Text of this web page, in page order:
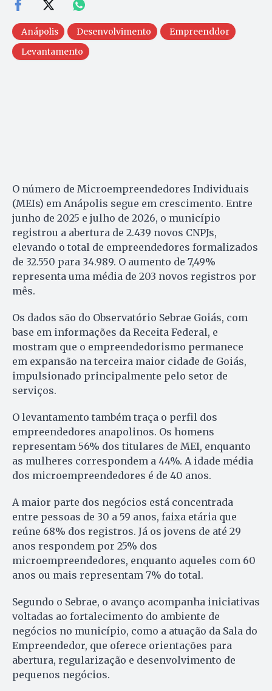
Anápolis Desenvolvimento
Empreenddor
Levantamento
O número de Microempreendedores Individuais
(MEIs) em Anápolis segue em crescimento. Entre
junho de 2025 e julho de 2026, o município
registrou a abertura de 2.439 novos CNPJs,
elevando o total de empreendedores formalizados
de 32.550 para 34.989. O aumento de 7,49%
representa uma média de 203 novos registros por
mês.
Os dados são do Observatório Sebrae Goiás, com
base em informações da Receita Federal, e
mostram que o empreendedorismo permanece
em expansão na terceira maior cidade de Goiás,
impulsionado principalmente pelo setor de
serviços.
O levantamento também traça o perfil dos
empreendedores anapolinos. Os homens
representam 56% dos titulares de MEI, enquanto
as mulheres correspondem a 44%. A idade média
dos microempreendedores é de 40 anos.
A maior parte dos negócios está concentrada
entre pessoas de 30 a 59 anos, faixa etária que
reúne 68% dos registros. Já os jovens de até 29
anos respondem por 25% dos
microempreendedores, enquanto aqueles com 60
anos ou mais representam 7% do total.
Segundo o Sebrae, o avanço acompanha iniciativas
voltadas ao fortalecimento do ambiente de
negócios no município, como a atuação da Sala do
Empreendedor, que oferece orientações para
abertura, regularização e desenvolvimento de
pequenos negócios.